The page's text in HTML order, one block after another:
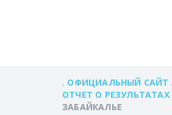
. ОФИЦИАЛЬНЫЙ САЙТ
ОТЧЕТ О
ЗАБАЙКАЛЬЕ